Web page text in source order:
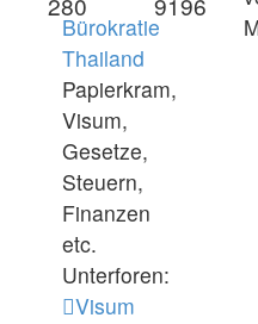
Bürokratie
Thailand
Papierkram,
Visum,
Gesetze,
Steuern,
Finanzen
etc.
Unterforen:
Visum